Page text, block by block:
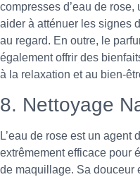
compresses d’eau de
aider à atténuer les signes
au regard. En outre, le
également offrir des
à la relaxation et au bien-
8. Nettoyage
L’eau de rose est un agent
extrêmement efficace pour
de maquillage. Sa douceur